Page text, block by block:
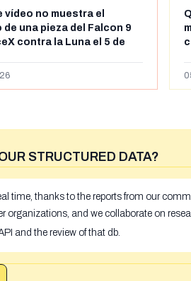
vídeo no muestra el
de una pieza del Falcon 9
contra la Luna el 5 de
de 2026
STRUCTURED DATA?
time, thanks to the reports from our
and we collaborate on
and the review of that db.